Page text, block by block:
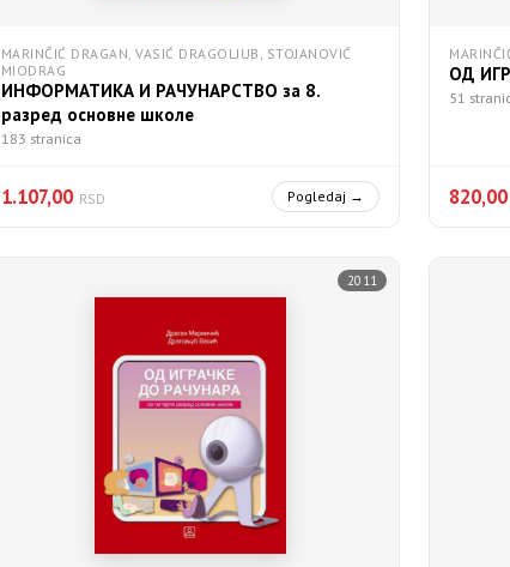
MARINČIĆ DRAGAN, VASIĆ DRAGOLJUB, STOJANOVIĆ
MIODRAG
ИНФОРМАТИКА И РАЧУНАРСТВО за 8.
разред основне школе
183 stranica
1.107,00 RSD Pogledaj →
ОД
51
820,00
2011